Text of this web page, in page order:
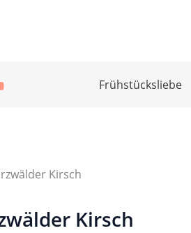
Frühstücksliebe
Kirsch
Kirsch